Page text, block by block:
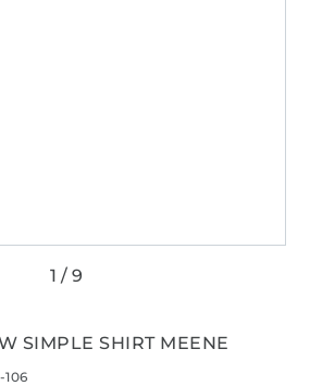
SIMPLE SHIRT MEENE
106